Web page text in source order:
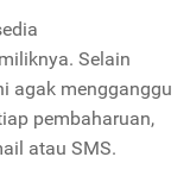
Selain
agak mengganggu
pembaharuan,
atau SMS.